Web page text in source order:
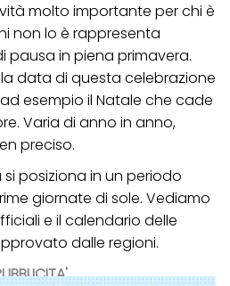
molto importante per chi è
non lo è rappresenta
in piena primavera.
data di questa celebrazione
esempio il Natale che cade
Varia di anno in anno,
preciso.
posiziona in un periodo
giornate di sole. Vediamo
e il calendario delle
dalle regioni.